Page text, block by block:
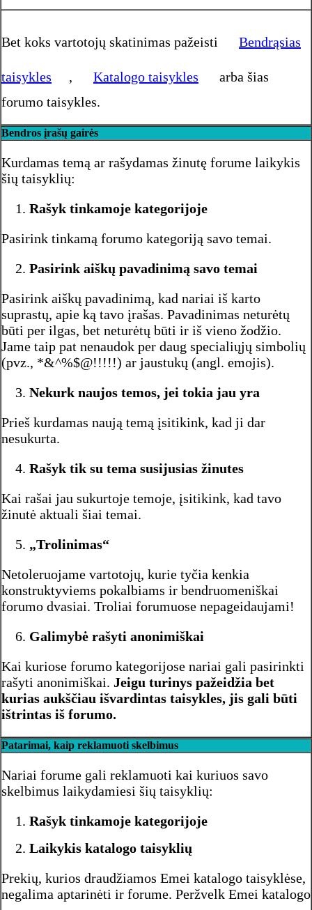
Bet koks vartotojų skatinimas pažeisti Bendrąsias
taisykles , Katalogo taisykles
arba šias
forumo taisykles.
Bendros įrašų gairės
Kurdamas temą ar rašydamas žinutę forume laikykis
šių taisyklių:
Rašyk tinkamoje kategorijoje
Pasirink tinkamą forumo kategoriją savo temai.
Pasirink aiškų pavadinimą savo temai
Pasirink aiškų pavadinimą, kad nariai iš karto
suprastų, apie ką tavo įrašas. Pavadinimas neturėtų
būti per ilgas, bet neturėtų būti ir iš vieno žodžio.
Jame taip pat nenaudok per daug specialiųjų simbolių
(pvz., *&^%$@!!!!!) ar jaustukų (angl. emojis).
Nekurk naujos temos, jei tokia jau yra
Prieš kurdamas naują temą įsitikink, kad ji dar
nesukurta.
Rašyk tik su tema susijusias žinutes
Kai rašai jau sukurtoje temoje, įsitikink, kad tavo
žinutė aktuali šiai temai.
„Trolinimas“
Netoleruojame vartotojų, kurie tyčia kenkia
konstruktyviems pokalbiams ir bendruomeniškai
forumo dvasiai. Troliai forumuose nepageidaujami!
Galimybė rašyti anonimiškai
Kai kuriose forumo kategorijose nariai gali pasirinkti
rašyti anonimiškai. Jeigu turinys pažeidžia bet
kurias aukščiau išvardintas taisykles, jis gali būti
ištrintas iš forumo.
Patarimai, kaip reklamuoti skelbimus
Nariai forume gali reklamuoti kai kuriuos savo
skelbimus laikydamiesi šių taisyklių:
Rašyk tinkamoje kategorijoje
Laikykis katalogo taisyklių
Prekių, kurios draudžiamos Emei katalogo taisyklėse,
negalima aptarinėti ir forume. Peržvelk Emei katalogo